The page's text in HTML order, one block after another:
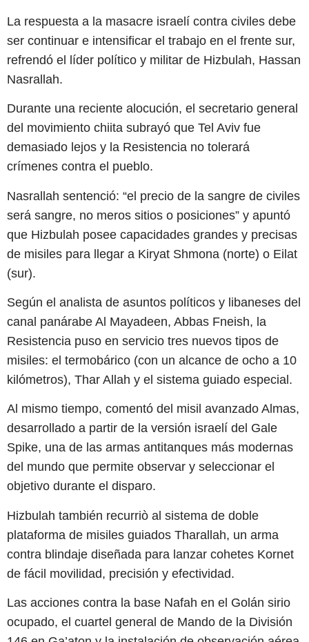
La respuesta a la masacre israelí contra civiles debe
ser continuar e intensificar el trabajo en el frente sur,
refrendó el líder político y militar de Hizbulah, Hassan
Nasrallah.
Durante una reciente alocución, el secretario general
del movimiento chiita subrayó que Tel Aviv fue
demasiado lejos y la Resistencia no tolerará
crímenes contra el pueblo.
Nasrallah sentenció: “el precio de la sangre de civiles
será sangre, no meros sitios o posiciones” y apuntó
que Hizbulah posee capacidades grandes y precisas
de misiles para llegar a Kiryat Shmona (norte) o Eilat
(sur).
Según el analista de asuntos políticos y libaneses del
canal panárabe Al Mayadeen, Abbas Fneish, la
Resistencia puso en servicio tres nuevos tipos de
misiles: el termobárico (con un alcance de ocho a 10
kilómetros), Thar Allah y el sistema guiado especial.
Al mismo tiempo, comentó del misil avanzado Almas,
desarrollado a partir de la versión israelí del Gale
Spike, una de las armas antitanques más modernas
del mundo que permite observar y seleccionar el
objetivo durante el disparo.
Hizbulah también recurriò al sistema de doble
plataforma de misiles guiados Tharallah, un arma
contra blindaje diseñada para lanzar cohetes Kornet
de fácil movilidad, precisión y efectividad.
Las acciones contra la base Nafah en el Golán sirio
ocupado, el cuartel general de Mando de la División